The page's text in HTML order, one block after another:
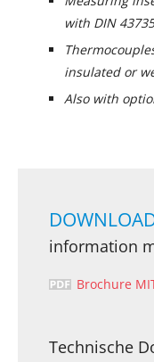
with DIN
insulated or
Also with
information
Brochure
Technische